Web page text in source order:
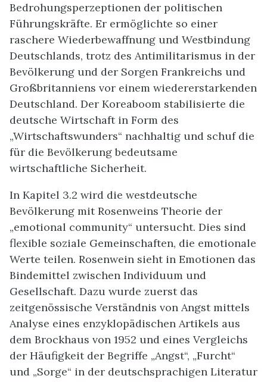
Bedrohungsperzeptionen der politischen
Führungskräfte. Er ermöglichte so einer
raschere Wiederbewaffnung und Westbindung
Deutschlands, trotz des Antimilitarismus in der
Bevölkerung und der Sorgen Frankreichs und
Großbritanniens vor einem wiedererstarkenden
Deutschland. Der Koreaboom stabilisierte die
deutsche Wirtschaft in Form des
„Wirtschaftswunders“ nachhaltig und schuf die
für die Bevölkerung bedeutsame
wirtschaftliche Sicherheit.
In Kapitel 3.2 wird die westdeutsche
Bevölkerung mit Rosenweins Theorie der
„emotional community“ untersucht. Dies sind
flexible soziale Gemeinschaften, die emotionale
Werte teilen. Rosenwein sieht in Emotionen das
Bindemittel zwischen Individuum und
Gesellschaft. Dazu wurde zuerst das
zeitgenössische Verständnis von Angst mittels
Analyse eines enzyklopädischen Artikels aus
dem Brockhaus von 1952 und eines Vergleichs
der Häufigkeit der Begriffe „Angst“, „Furcht“
und „Sorge“ in der deutschsprachigen Literatur